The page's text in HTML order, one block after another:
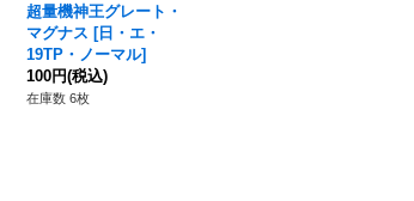
超量機神王グレート・
マグナス [日・エ・
19TP・ノーマル]
100円(税込)
在庫数 6枚